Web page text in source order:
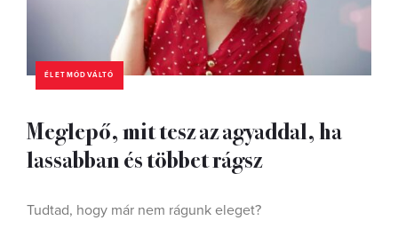
ÉLETMÓDVÁLTÓ
Meglepő, mit tesz az agyaddal, ha
lassabban és többet rágsz
Tudtad, hogy már nem rágunk eleget?